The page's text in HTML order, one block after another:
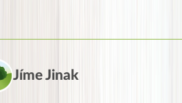
Jíme Jinak